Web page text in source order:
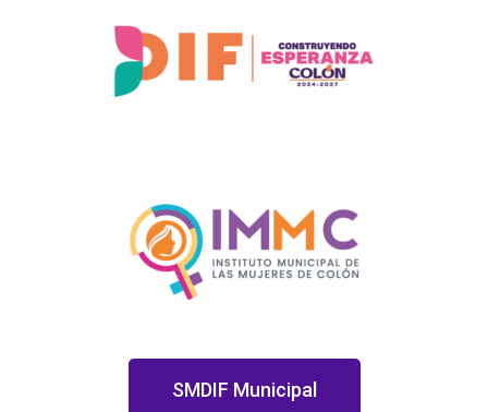
SMDIF Municipal